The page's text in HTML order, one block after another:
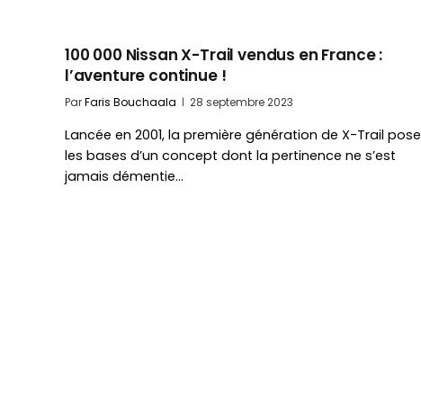
100 000 Nissan X-Trail vendus en France :
l’aventure continue !
ParFaris Bouchaala 28 septembre 2023
Lancée en 2001, la première génération de X-Trail pose
les bases d’un concept dont la pertinence ne s’est
jamais démentie…